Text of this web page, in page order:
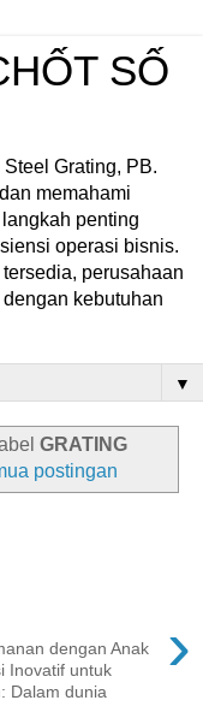
SỐ
Grating, PB.
memahami
penting
operasi bisnis.
perusahaan
kebutuhan
▼
GRATING
postingan
›
dengan Anak
Inovatif untuk
Dalam dunia